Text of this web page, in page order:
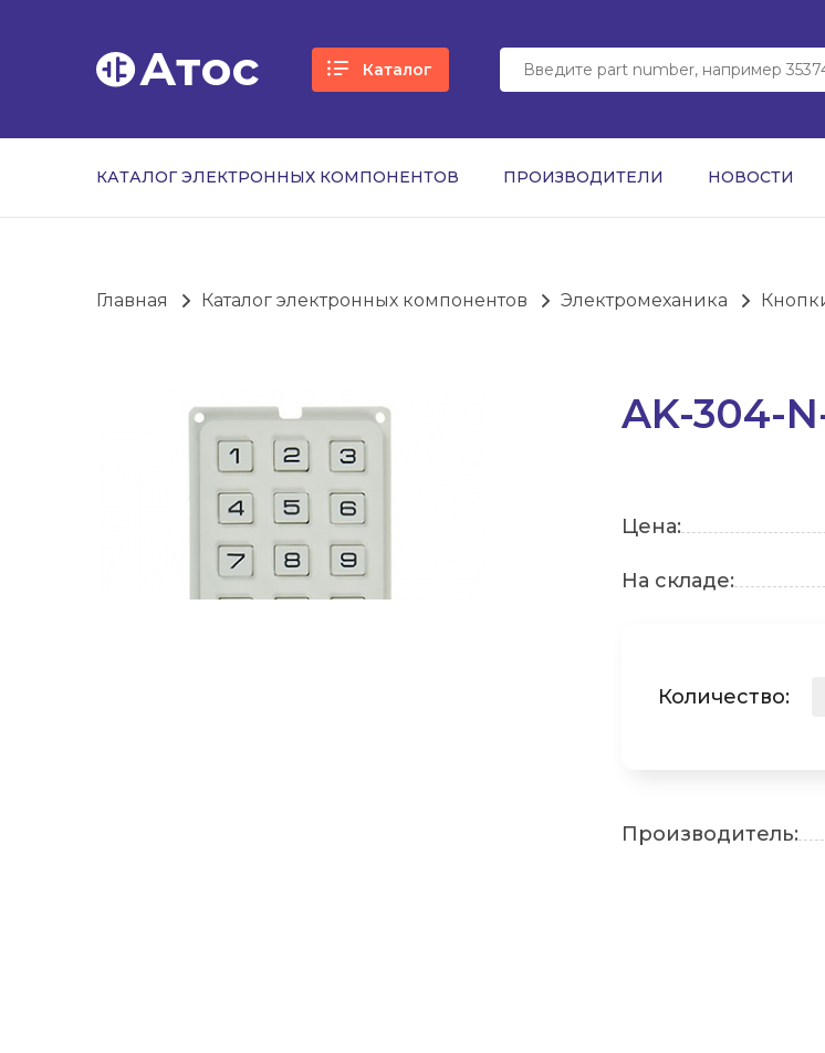
Атос Каталог
КАТАЛОГ ЭЛЕКТРОННЫХ КОМПОНЕНТОВ ПРОИЗВОДИТЕЛИ НОВОСТИ
Главная Каталог электронных компонентов Электромеханика
AK-304-
Цена:
На складе:
Количество:
Производитель: